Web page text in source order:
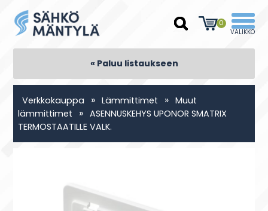
0
« Paluu listaukseen
Verkkokauppa » Lämmittimet » Muut
lämmittimet
» ASENNUSKEHYS UPONOR SMATRIX
TERMOSTAATILLE VALK.